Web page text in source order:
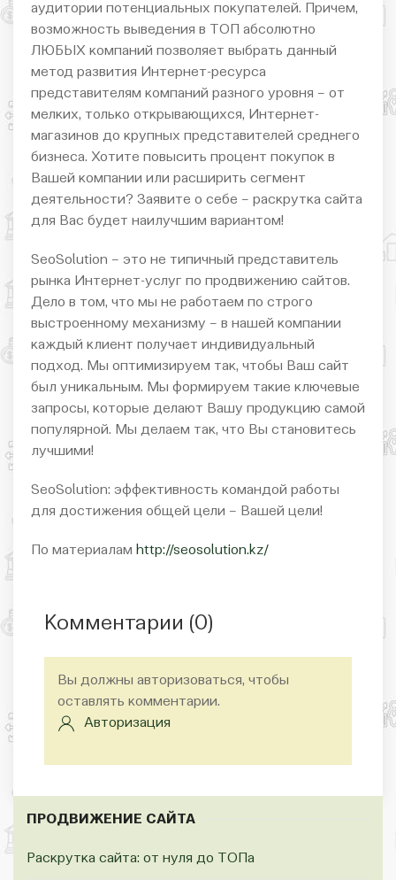
аудитории потенциальных покупателей. Причем,
возможность выведения в ТОП абсолютно
ЛЮБЫХ компаний позволяет выбрать данный
метод развития Интернет-ресурса
представителям компаний разного уровня – от
мелких, только открывающихся, Интернет-
магазинов до крупных представителей среднего
бизнеса. Хотите повысить процент покупок в
Вашей компании или расширить сегмент
деятельности? Заявите о себе – раскрутка сайта
для Вас будет наилучшим вариантом!
SeoSolution – это не типичный представитель
рынка Интернет-услуг по продвижению сайтов.
Дело в том, что мы не работаем по строго
выстроенному механизму – в нашей компании
каждый клиент получает индивидуальный
подход. Мы оптимизируем так, чтобы Ваш сайт
был уникальным. Мы формируем такие ключевые
запросы, которые делают Вашу продукцию самой
популярной. Мы делаем так, что Вы становитесь
лучшими!
SeoSolution: эффективность командой работы
для достижения общей цели – Вашей цели!
По материалам http://seosolution.kz/
Комментарии (0)
Вы должны авторизоваться, чтобы
оставлять комментарии.
Авторизация
ПРОДВИЖЕНИЕ САЙТА
Раскрутка сайта: от нуля до ТОПа